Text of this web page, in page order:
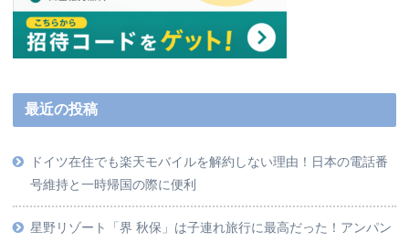
最近の投稿
ドイツ在住でも楽天モバイルを解約しない理由！日本の電話番
号維持と一時帰国の際に便利
星野リゾート「界 秋保」は子連れ旅行に最高だった！アンパン